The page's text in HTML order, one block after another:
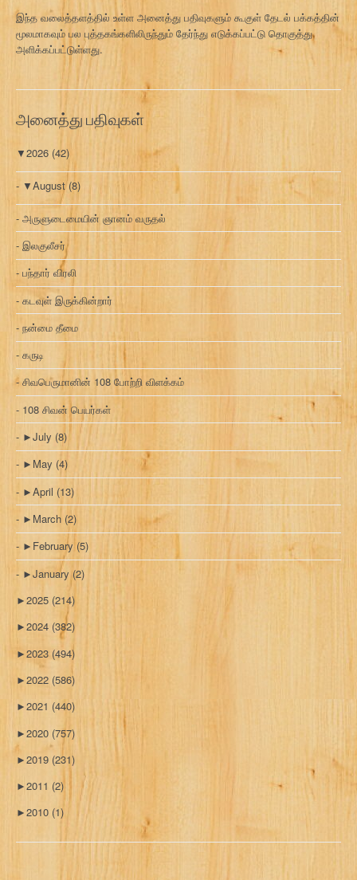
இந்த வலைத்தளத்தில் உள்ள அனைத்து பதிவுகளும் கூகுள் தேடல் பக்கத்தின்
மூலமாகவும் பல புத்தகங்களிலிருந்தும் தேர்ந்து எடுக்கப்பட்டு தொகுத்து
அளிக்கப்பட்டுள்ளது.
அனைத்து பதிவுகள்
▼2026 (42)
▼August(8)
அருளுடைமையின் ஞானம் வருதல்
இலகுலீசர்
பந்தார் விரலி
கடவுள் இருக்கின்றார்
நன்மை தீமை
கருடி
சிவபெருமானின் 108 போற்றி விளக்கம்
108 சிவன் பெயர்கள்
►July (8)
► May (4)
►April (13)
► March (2)
► February (5)
►January (2)
►2025 (214)
►2024 (382)
►2023 (494)
►2022 (586)
►2021 (440)
►2020 (757)
►2019 (231)
►2011 (2)
►2010 (1)